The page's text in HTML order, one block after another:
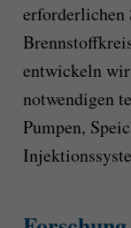
erforderlichen
entwickeln
notwendigen
Pumpen,